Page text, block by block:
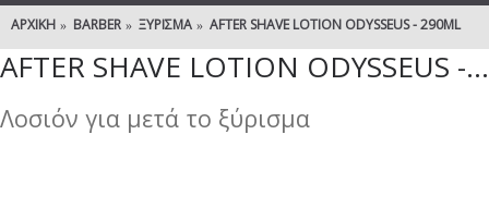
ΑΡΧΙΚΉ BARBER ΞΎΡΙΣΜΑ AFTER SHAVE LOTION ODYSSEUS - 290ML
AFTER SHAVE LOTION ODYSSEUS - 290ML
Λοσιόν για μετά το ξύρισμα